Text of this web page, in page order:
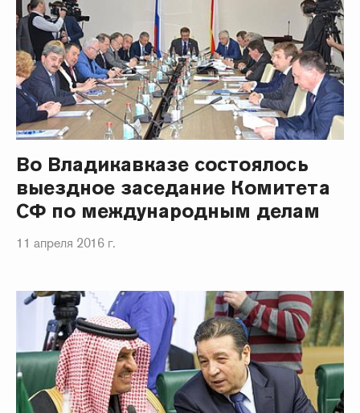
Во Владикавказе состоялось
выездное заседание Комитета
СФ по международным делам
11 апреля 2016 г.